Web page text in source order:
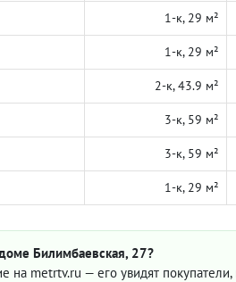
1-к, 29 м²
1-к, 29 м²
2-к, 43.9 м²
3-к, 59 м²
3-к, 59 м²
1-к, 29 м²
Билимбаевская, 27?
на metrtv.ru — его увидят